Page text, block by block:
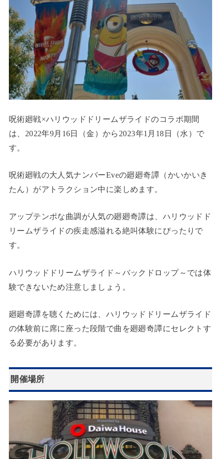
呪術廻戦×ハリウッドドリームザライドのコラボ期間
は、2022年9月16日（金）から2023年1月18日（水）で
す。
呪術廻戦の大人気ナンバーEveの廻廻奇譚（かいかいき
たん）がアトラクション中に楽しめます。
アップテンポな曲調が人気の廻廻奇譚は、ハリウッドド
リームザライドの疾走感溢れる絶叫体験にぴったりで
す。
ハリウッドドリームザライド～バックドロップ～では体
験できないため注意しましょう。
廻廻奇譚を聴くためには、ハリウッドドリームザライド
の体験前に席に座った段階で曲を廻廻奇譚にセレクトす
る必要があります。
開催場所